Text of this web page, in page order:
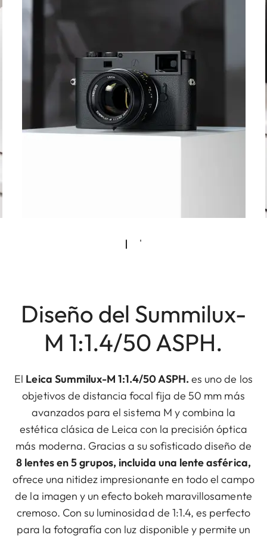
Diseño del Summilux-
M 1:1.4/50 ASPH.
El Leica Summilux-M 1:1.4/50 ASPH. es uno de los
objetivos de distancia focal fija de 50 mm más
avanzados para el sistema M y combina la
estética clásica de Leica con la precisión óptica
más moderna. Gracias a su sofisticado diseño de
8 lentes en 5 grupos, incluida una lente asférica,
ofrece una nitidez impresionante en todo el campo
de la imagen y un efecto bokeh maravillosamente
cremoso. Con su luminosidad de 1:1.4, es perfecto
para la fotografía con luz disponible y permite un